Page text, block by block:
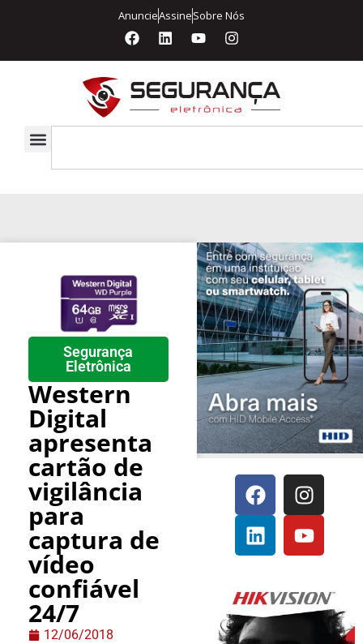
AnuncieAssineSobre Nós
Segurança
Eletrônica
Western
Digital
apresenta
cartão de
vigilância
para
captura de
vídeo
confiável
24/7
12/06/2018